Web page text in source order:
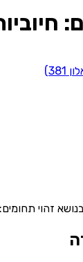
זהוי תחומים: